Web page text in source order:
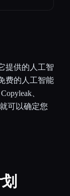
提供的人工智
费的人工智能
、
可以确定您